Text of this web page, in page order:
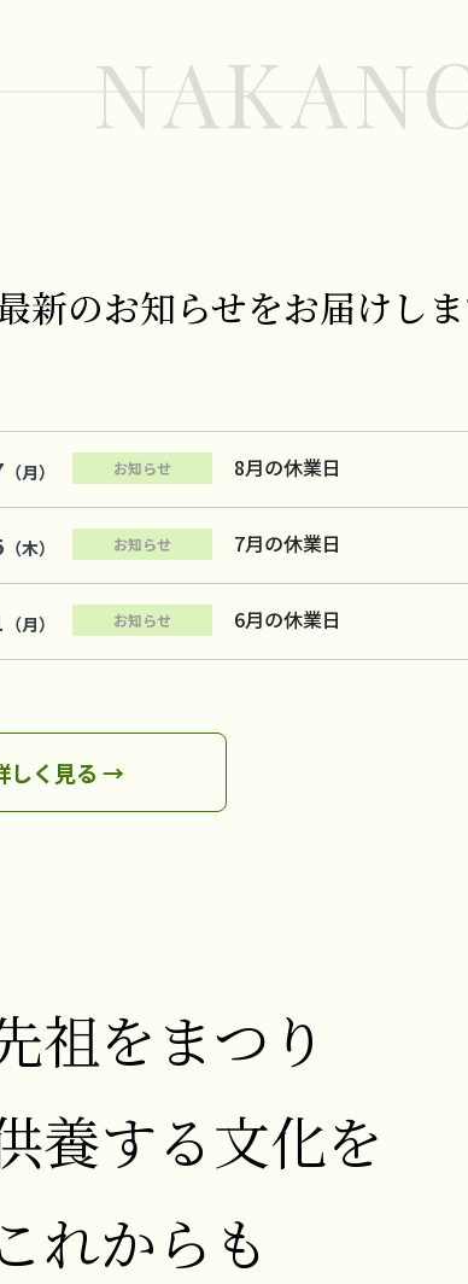
新のお知らせをお届けし
（月） お知らせ 8月の休業日
（木） お知らせ 7月の休業日
（月） お知らせ 6月の休業日
しく見る →
祖をまつり
養する文化を
これからも